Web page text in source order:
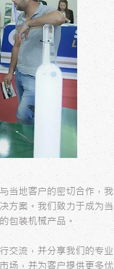
当地客户的密切合作，我
方案。我们致力于成为当
包装机械产品。
交流，并分享我们的专业
场，并为客户提供更多优